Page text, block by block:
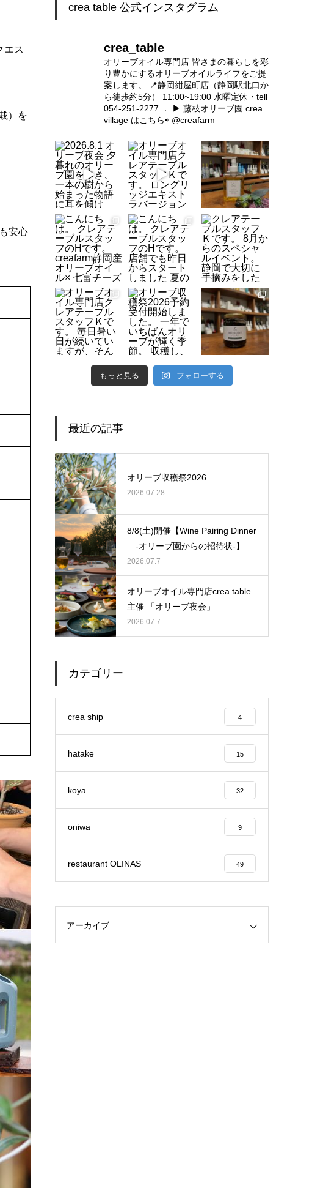
crea village 春のワークショッ
鉢
【イベント】おうちで育てる鉢
植えオリーブ講座
を
【スケジュール】April 2023 cre
a village EVENT&WORKSHOP
ラー
節
定！
シ
【お知らせ】2024ニューヨーク
インターナショナルオリーブオ
イルコンペティションで金賞を
受賞しました！
畑
【イベント開催レポート】villag
エス
）を
安心
crea table 公式インスタグラム
crea_table
オリーブオイル専門店 皆さまの暮らしを彩
り豊かにするオリーブオイルライフをご提
案します。
📍静岡紺屋町店（静岡駅北口か
ら徒歩約5分）
11:00~19:00 水曜定休・tell
054-251-2277 ．
▶︎ 藤枝オリーブ園 crea
village はこちら⇨ @creafarm
もっと見る フォローする
最近の記事
オリーブ収穫祭2026
2026.07.28
8/8(土)開催【Wine Pairing Dinner
-オリーブ園からの招待状-】
2026.07.7
オリーブオイル専門店crea table
主催 「オリーブ夜会」
2026.07.7
カテゴリー
crea ship 4
hatake 15
koya 32
oniwa 9
restaurant OLINAS 49
アーカイブ